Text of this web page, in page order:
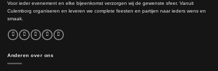
Voor ieder evenement en elke bijeenkomst verzorgen wij de gewenste sfeer. Vanuit
Culemborg organiseren en leveren we complete feesten en partijen naar ieders wens en
smaak.
Anderen over ons